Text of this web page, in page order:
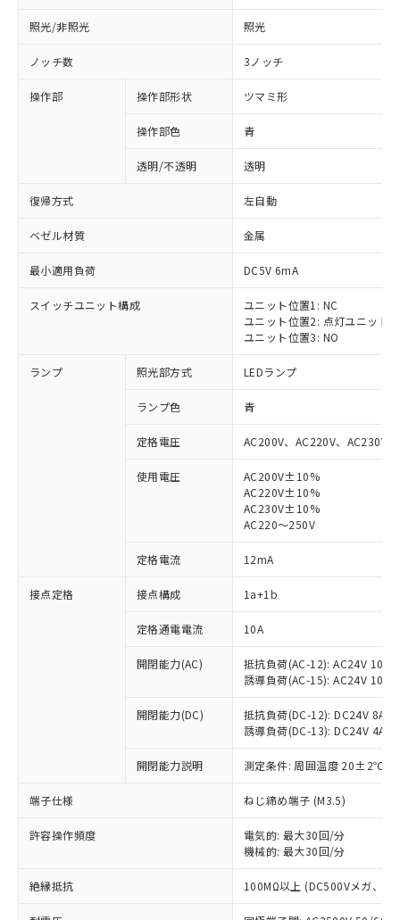
照光/非照光 照光
ノッチ数 3ノッチ
操作部 操作部形状 ツマミ形
操作部色 青
透明/不透明 透明
復帰方式 左自動
ベゼル材質 金属
最小適用負荷 DC5V 6mA
スイッチユニット構成
ユニット位置1: NC
ユニット位置2: 点灯ユニット
ユニット位置3: NO
ランプ 照光部方式 LEDランプ
ランプ色 青
定格電圧 AC200V、AC220V、AC230V
使用電圧
AC200V±10%
AC220V±10%
AC230V±10%
AC220～250V
定格電流 12mA
接点定格 接点構成 1a+1b
定格通電電流 10A
開閉能力(AC)
抵抗負荷(AC-12): AC24V 10A/
誘導負荷(AC-15): AC24V
開閉能力(DC)
抵抗負荷(DC-12): DC24V 8A/
誘導負荷(DC-13): DC24V 4A/
開閉能力説明 測定条件: 周囲温度 20±2℃、
端子仕様 ねじ締め端子 (M3.5)
許容操作頻度
電気的: 最大30回/分
機械的: 最大30回/分
絶縁抵抗 100MΩ以上 (DC500Vメガ、点
ご利用条件
以下の条件をお読みいただき、同意のうえ
ご利用ください。
本サービスは、当社制御機器事業取扱
商品の当社在庫状況および標準価格
(税抜)を提供させていただくもので
当社制御機器事業取扱商品の中には、
本サービスの対象外となる商品もある
※1 対応状況
対応済み：EU RoHS指令（10物質）の
非含有に対応した製品が提供可能な商品で
対応予定：EU RoHS指令（10物質）の非含
有に対応した製品に切り替える予定のある
対応予定なし：EU RoHS指令（10物質）の
非含有に非対応の商品で、対応品を出す予
調査・確認中：EU RoHS指令（10物質）の
非含有の対応状況を調査中または確認中の
商品です。
非該当品：ライセンス料など無形物で、有
害物質有無と関係のない商品です。
仕入先様の事情により、非含有部品として
いたものが、含有品と判明した場合などや
「○」：最大均質材料含有率が中国RoHSの
基準値以下であることを示します。
「×」：最大均質材料含有率が中国RoHSの
基準値を超えていることを示します。
当社は、これら貴社製品のうち、外国